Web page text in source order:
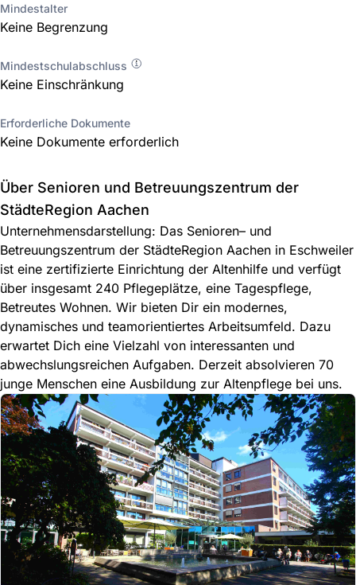
Mindestalter
Keine Begrenzung
Mindestschulabschluss
Keine Einschränkung
Erforderliche Dokumente
Keine Dokumente erforderlich
Über Senioren und Betreuungszentrum der
StädteRegion Aachen
Unternehmensdarstellung: Das Senioren– und
Betreuungszentrum der StädteRegion Aachen in Eschweiler
ist eine zertifizierte Einrichtung der Altenhilfe und verfügt
über insgesamt 240 Pflegeplätze, eine Tagespflege,
Betreutes Wohnen. Wir bieten Dir ein modernes,
dynamisches und teamorientiertes Arbeitsumfeld. Dazu
erwartet Dich eine Vielzahl von interessanten und
abwechslungsreichen Aufgaben. Derzeit absolvieren 70
junge Menschen eine Ausbildung zur Altenpflege bei uns.